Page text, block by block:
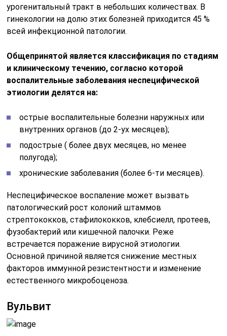
урогенитальный тракт в небольших количествах. В
гинекологии на долю этих болезней приходится 45 %
всей инфекционной патологии.
Общепринятой является классификация по стадиям
и клиническому течению, согласно которой
воспалительные заболевания неспецифической
этиологии делятся на:
острые воспалительные болезни наружных или
внутренних органов (до 2-ух месяцев);
подострые ( более двух месяцев, но менее
полугода);
хронические заболевания (более 6-ти месяцев).
Неспецифическое воспаление может вызвать
патологический рост колоний штаммов
стрептококков, стафилококков, клебсиелл, протеев,
фузобактерий или кишечной палочки. Реже
встречается поражение вирусной этиологии.
Основной причиной является снижение местных
факторов иммунной резистентности и изменение
естественного микробоценоза.
Вульвит